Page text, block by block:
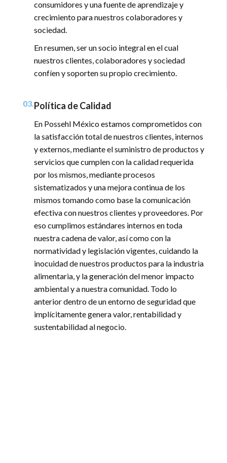
consumidores y una fuente de aprendizaje y
crecimiento para nuestros colaboradores y
sociedad.
En resumen, ser un socio integral en el cual
nuestros clientes, colaboradores y sociedad
confíen y soporten su propio crecimiento.
03.Política de Calidad
En Possehl México estamos comprometidos con
la satisfacción total de nuestros clientes, internos
y externos, mediante el suministro de productos y
servicios que cumplen con la calidad requerida
por los mismos, mediante procesos
sistematizados y una mejora continua de los
mismos tomando como base la comunicación
efectiva con nuestros clientes y proveedores. Por
eso cumplimos estándares internos en toda
nuestra cadena de valor, así como con la
normatividad y legislación vigentes, cuidando la
inocuidad de nuestros productos para la industria
alimentaria, y la generación del menor impacto
ambiental y a nuestra comunidad. Todo lo
anterior dentro de un entorno de seguridad que
implícitamente genera valor, rentabilidad y
sustentabilidad al negocio.